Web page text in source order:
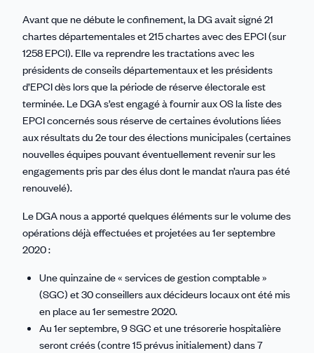
Avant que ne débute le confinement, la DG avait signé 21
chartes départementales et 215 chartes avec des EPCI (sur
1258 EPCI). Elle va reprendre les tractations avec les
présidents de conseils départementaux et les présidents
d’EPCI dès lors que la période de réserve électorale est
terminée. Le DGA s’est engagé à fournir aux OS la liste des
EPCI concernés sous réserve de certaines évolutions liées
aux résultats du 2e tour des élections municipales (certaines
nouvelles équipes pouvant éventuellement revenir sur les
engagements pris par des élus dont le mandat n’aura pas été
renouvelé).
Le DGA nous a apporté quelques éléments sur le volume des
opérations déjà effectuées et projetées au 1er septembre
2020 :
Une quinzaine de « services de gestion comptable »
(SGC) et 30 conseillers aux décideurs locaux ont été mis
en place au 1er semestre 2020.
Au 1er septembre, 9 SGC et une trésorerie hospitalière
seront créés (contre 15 prévus initialement) dans 7